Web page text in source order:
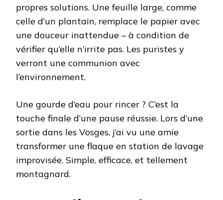
propres solutions. Une feuille large, comme
celle d’un plantain, remplace le papier avec
une douceur inattendue – à condition de
vérifier qu’elle n’irrite pas. Les puristes y
verront une communion avec
l’environnement.
Une gourde d’eau pour rincer ? C’est la
touche finale d’une pause réussie. Lors d’une
sortie dans les Vosges, j’ai vu une amie
transformer une flaque en station de lavage
improvisée. Simple, efficace, et tellement
montagnard.